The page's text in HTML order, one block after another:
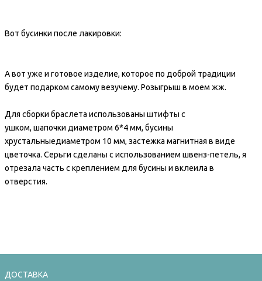
Вот бусинки после лакировки:
А вот уже и готовое изделие, которое по доброй традиции
будет подарком самому везучему. Розыгрыш в моем жж.
Для сборки браслета использованы штифты с
ушком, шапочки диаметром 6*4 мм, бусины
хрустальныедиаметром 10 мм, застежка магнитная в виде
цветочка. Серьги сделаны с использованием швенз-петель, я
отрезала часть с креплением для бусины и вклеила в
отверстия.
ДОСТАВКА